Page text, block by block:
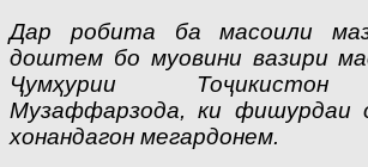
Дар робита ба масоили
доштем бо муовини вазири
Ҷумҳурии Тоҷикистон
Музаффарзода, ки фишурдаи
хонандагон мегардонем.